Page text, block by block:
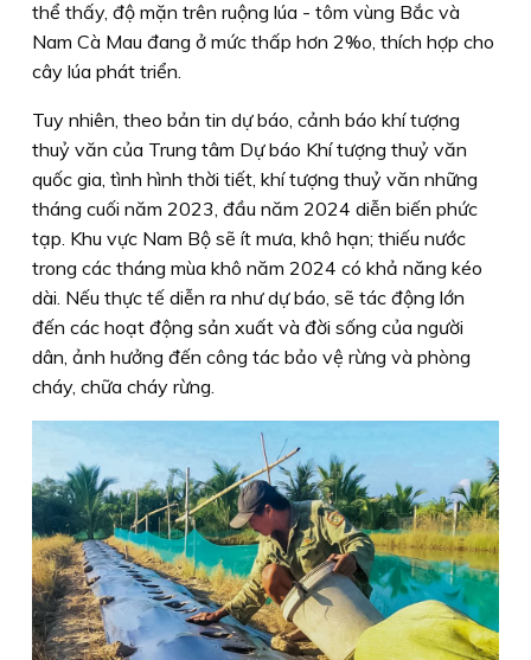
thể thấy, độ mặn trên ruộng lúa - tôm vùng Bắc và
Nam Cà Mau đang ở mức thấp hơn 2%o, thích hợp cho
cây lúa phát triển.
Tuy nhiên, theo bản tin dự báo, cảnh báo khí tượng
thuỷ văn của Trung tâm Dự báo Khí tượng thuỷ văn
quốc gia, tình hình thời tiết, khí tượng thuỷ văn những
tháng cuối năm 2023, đầu năm 2024 diễn biến phức
tạp. Khu vực Nam Bộ sẽ ít mưa, khô hạn; thiếu nước
trong các tháng mùa khô năm 2024 có khả năng kéo
dài. Nếu thực tế diễn ra như dự báo, sẽ tác động lớn
đến các hoạt động sản xuất và đời sống của người
dân, ảnh hưởng đến công tác bảo vệ rừng và phòng
cháy, chữa cháy rừng.